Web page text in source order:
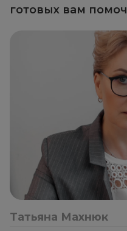
готовых вам
Татьяна Махнюк